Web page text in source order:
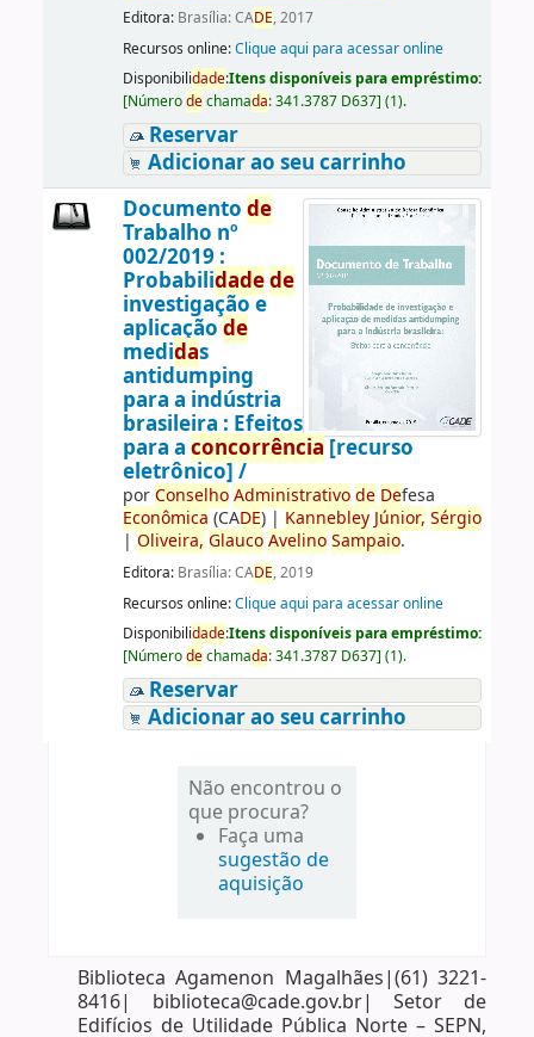
Editora: Brasília: CADE, 2017
Recursos online:Clique aqui para acessar online
Disponibilidade:Itens disponíveis para empréstimo:
[Númerodechamada:341.3787 D637] (1).
Reservar
Adicionar ao seu carrinho
Documento de
Trabalho nº
002/2019 :
Probabilidadede
investigação e
aplicação de
medidas
antidumping
para a indústria
brasileira : Efeitos
para a concorrência [recurso
eletrônico] /
porConselho Administrativo de Defesa
Econômica (CADE)| Kannebley Júnior, Sérgio
| Oliveira, Glauco Avelino Sampaio.
Editora: Brasília: CADE, 2019
Recursos online:Clique aqui para acessar online
Disponibilidade:Itens disponíveis para empréstimo:
[Númerodechamada:341.3787 D637] (1).
Reservar
Adicionar ao seu carrinho
Não encontrou o
que procura?
Faça uma
sugestão de
aquisição
Biblioteca Agamenon Magalhães|(61) 3221-
8416| biblioteca@cade.gov.br| Setor de
Edifícios de Utilidade Pública Norte – SEPN,